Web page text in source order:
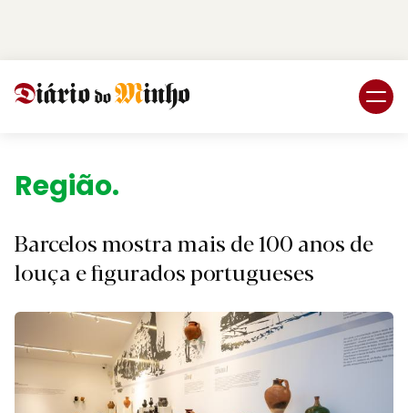
Região.
Barcelos mostra mais de 100 anos de
louça e figurados portugueses